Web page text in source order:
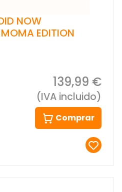
NOW
EDITION
139,99 €
(IVA incluido)
Comprar